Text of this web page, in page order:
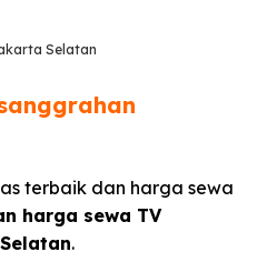
Selatan
terbaik dan harga sewa
harga sewa TV
.